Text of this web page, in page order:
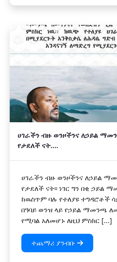
ሀገራችን ብዙ ወንዞችንና ለኃይል
የታደለች ናት....
ሀገራችን ብዙ ወንዞችንና ለኃይል
የታደለች ናት፡፡ ነገር ግን በቂ
ከዉስጥም ባሉ የተለያዩ ተግዳሮቶች
በዓባይ ወንዝ ላይ የኃይል ማመንጫ
የሚባል አለመሆኑ ለዚህ ምስክር [...]
ተጨማሪ ያንብቡ